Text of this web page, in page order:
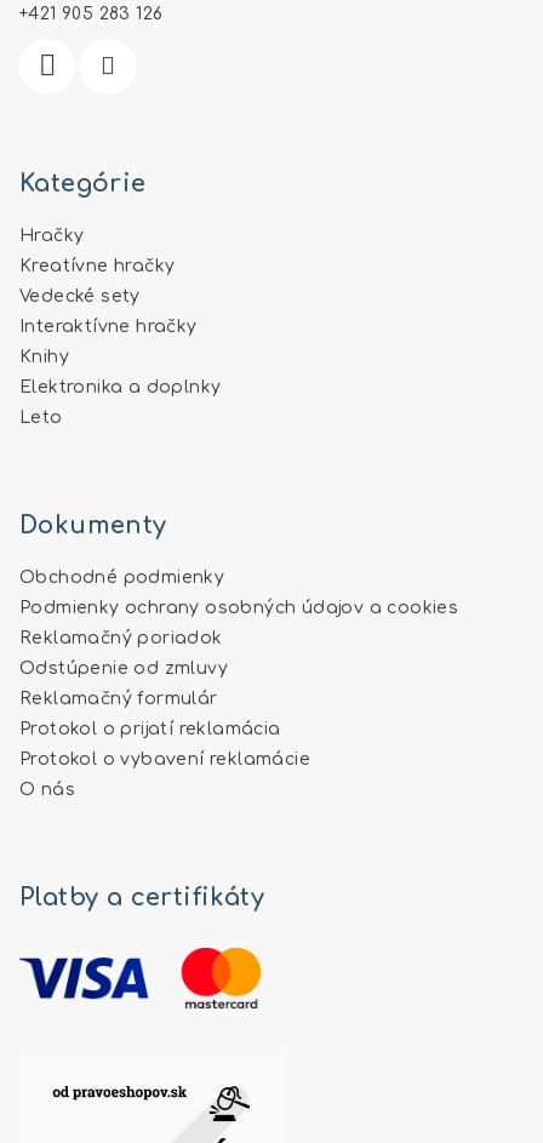
+421 905 283 126
Kategórie
Hračky
Kreatívne hračky
Vedecké sety
Interaktívne hračky
Knihy
Elektronika a doplnky
Leto
Dokumenty
Obchodné podmienky
Podmienky ochrany osobných údajov a cookies
Reklamačný poriadok
Odstúpenie od zmluvy
Reklamačný formulár
Protokol o prijatí reklamácia
Protokol o vybavení reklamácie
O nás
Platby a certifikáty